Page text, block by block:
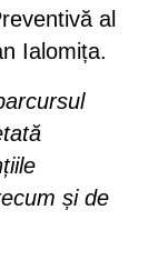
al
Ialomița.
și de